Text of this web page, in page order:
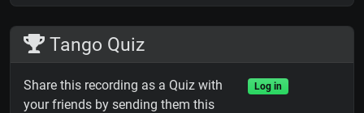
Tango Quiz
Share this recording as a Quiz with
your friends by sending them this
Log in